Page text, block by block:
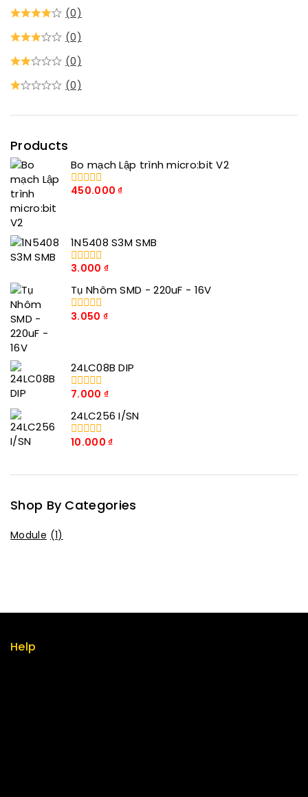
(0)
(0)
(0)
(0)
Products
Bo mạch Lập trình micro:bit V2
0
450.000₫
1N5408 S3M SMB
0
số
5
3.000 ₫
Tụ Nhôm SMD - 220uF - 16V
0
3.050 ₫
24LC08B DIP
0
số
5
7.000 ₫
24LC256 I/SN
0
5
10.000₫
Shop By Categories
Module (1)
Help